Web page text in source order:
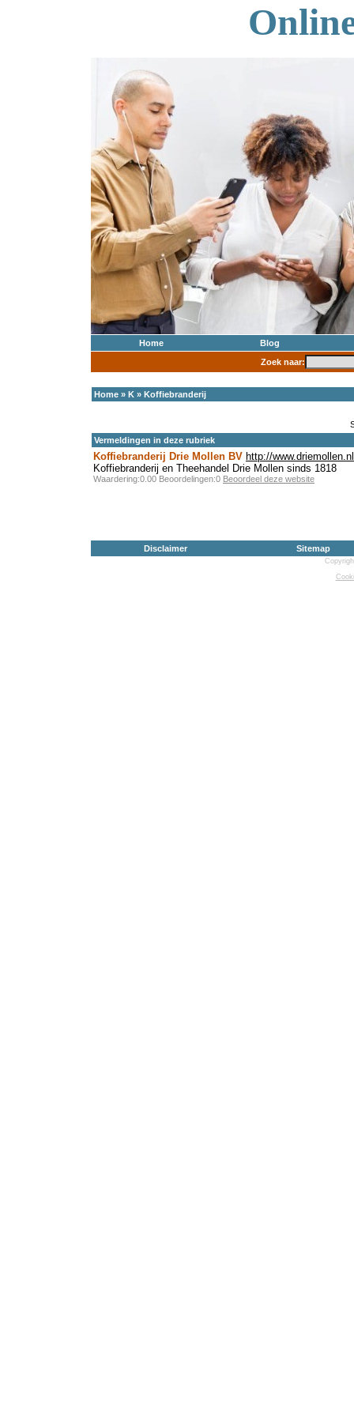
Home
Blog
Zoek naar:
Home » K » Koffiebranderij
Vermeldingen in deze rubriek
Koffiebranderij Drie Mollen BV http://www.driemollen.nl
Koffiebranderij en Theehandel Drie Mollen sinds 1818
Waardering:0.00 Beoordelingen:0 Beoordeel deze website
Disclaimer Sitemap